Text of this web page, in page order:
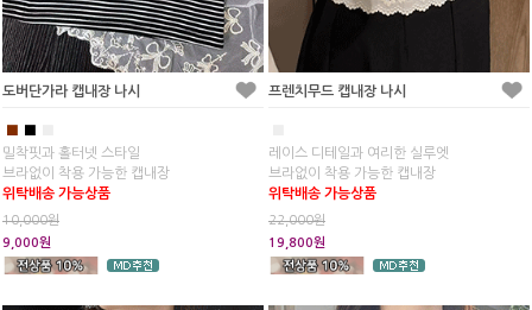
도버단가라 캡내장 나시
■ ■
밀착핏과 홀터넷 스타일
브라없이 착용 가능한 캡내장
위탁배송 가능상품
10,000원
9,000원
프렌치무드 캡내장 나시
레이스 디테일과 여리한 실루엣
브라없이 착용 가능한 캡내장
위탁배송 가능상품
22,000원
19,800원